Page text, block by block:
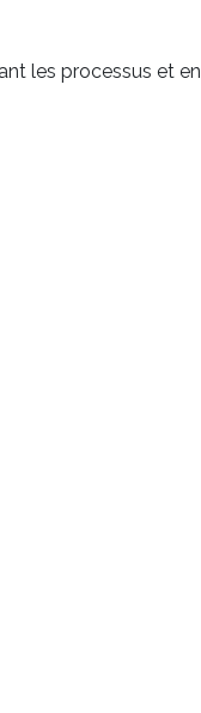
les processus et en